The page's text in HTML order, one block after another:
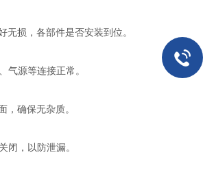
损，各部件是否安装到位。
源等连接正常。
确保无杂质。
，以防泄漏。